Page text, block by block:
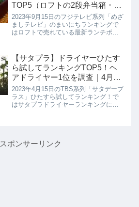
TOP5（ロフトの2段弁当箱・ホ
ーロー風・木目など）まいにち
ランキング｜9月15日
2023年9月15日のフジテレビ系列「めざ
ましテレビ」のまいにちランキングで
はロフトで売れている最新ランチボッ
ビ記事一覧はこちら最新ランチボック
スランキングTOP5第...
【サタプラ】ドライヤーひたす
ら試してランキングTOP5！ヘ
アドライヤー1位を調査｜4月15
日【サタデープラス】
2023年4月15日のTBS系列「サタデープ
ラス」ひたすら試してランキング！で
はサタプラドライヤーランキングにて
はどれも優秀なものばかり！
スポンサーリンク